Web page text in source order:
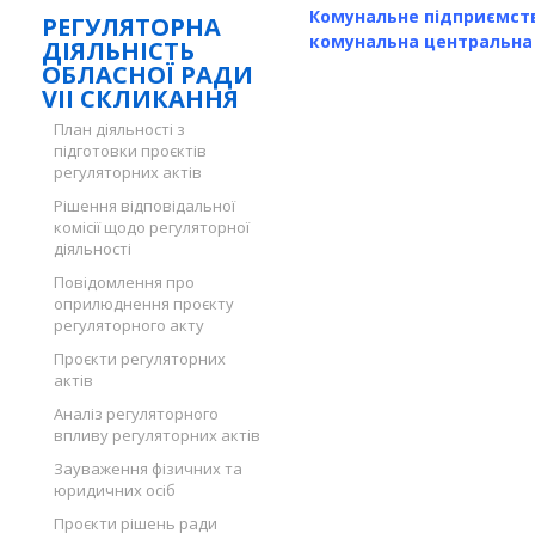
РЕГУЛЯТОРНА
ДІЯЛЬНІСТЬ
ОБЛАСНОЇ РАДИ
VII СКЛИКАННЯ
План діяльності з
підготовки проєктів
регуляторних актів
Рішення відповідальної
комісії щодо регуляторної
діяльності
Повідомлення про
оприлюднення проєкту
регуляторного акту
Проєкти регуляторних
актів
Аналіз регуляторного
впливу регуляторних актів
Зауваження фізичних та
юридичних осіб
Проєкти рішень ради
Комунальне
комунальна